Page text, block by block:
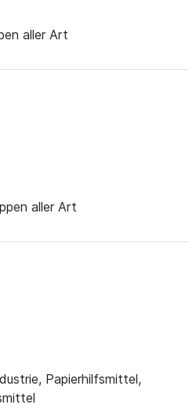
aller Art
aller Art
Papierhilfsmittel,